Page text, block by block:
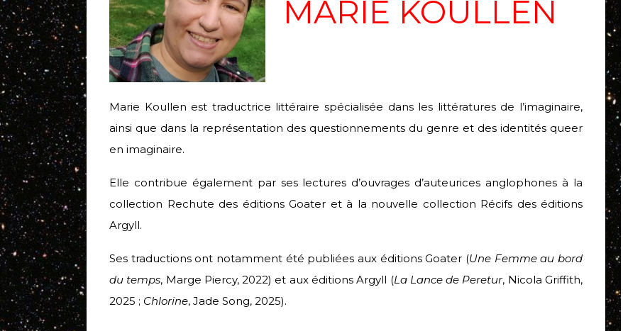
MARIE KOULLEN
Marie Koullen est traductrice littéraire spécialisée dans les littératures de l’imaginaire,
ainsi que dans la représentation des questionnements du genre et des identités queer
en imaginaire.
Elle contribue également par ses lectures d’ouvrages d’auteurices anglophones à la
collection Rechute des éditions Goater et à la nouvelle collection Récifs des éditions
Argyll.
Ses traductions ont notamment été publiées aux éditions Goater (Une Femme au bord
du temps, Marge Piercy, 2022) et aux éditions Argyll (La Lance de Peretur, Nicola Griffith,
2025 ; Chlorine, Jade Song, 2025).